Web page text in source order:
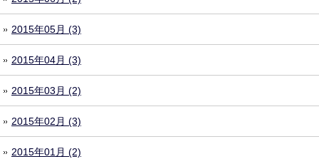
2015年05月 (3)
2015年04月 (3)
2015年03月 (2)
2015年02月 (3)
2015年01月 (2)